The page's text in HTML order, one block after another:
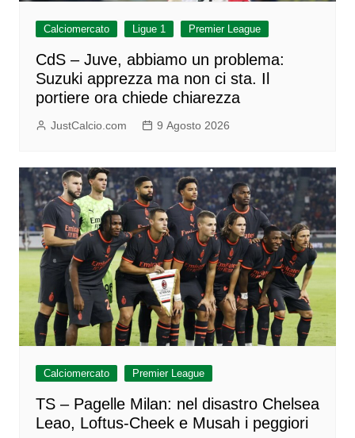
Calciomercato Ligue 1 Premier League
CdS – Juve, abbiamo un problema:
Suzuki apprezza ma non ci sta. Il
portiere ora chiede chiarezza
JustCalcio.com 9 Agosto 2026
Calciomercato Premier League
TS – Pagelle Milan: nel disastro Chelsea
Leao, Loftus-Cheek e Musah i peggiori